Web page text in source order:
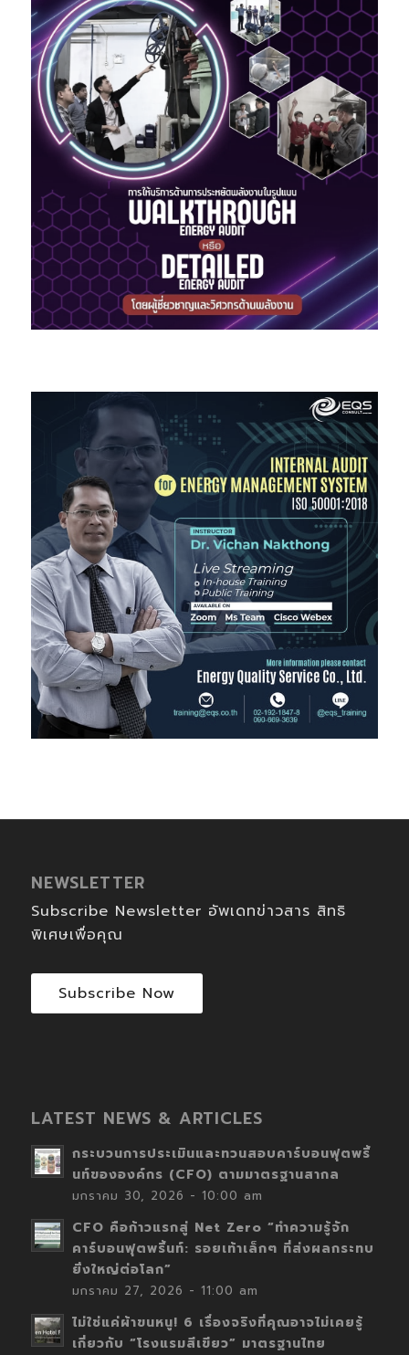
NEWSLETTER
Subscribe Newsletter อัพเดทข่าวสาร สิทธิ
พิเศษเพื่อคุณ
Subscribe Now
LATEST NEWS & ARTICLES
กระบวนการประเมินและทวนสอบคาร์บอนฟุตพริ้
นท์ขององค์กร (CFO) ตามมาตรฐานสากล
มกราคม 30, 2026 - 10:00 am
CFO คือก้าวแรกสู่ Net Zero “ทำความรู้จัก
คาร์บอนฟุตพริ้นท์: รอยเท้าเล็กๆ ที่ส่งผลกระทบ
ยิ่งใหญ่ต่อโลก”
มกราคม 27, 2026 - 11:00 am
ไม่ใช่แค่ผ้าขนหนู! 6 เรื่องจริงที่คุณอาจไม่เคยรู้
เกี่ยวกับ “โรงแรมสีเขียว” มาตรฐานไทย